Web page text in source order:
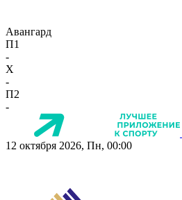
Авангард
П1
-
X
-
П2
-
12 октября 2026, Пн, 00:00